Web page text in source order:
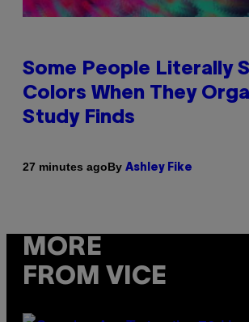
Some People Literally
Colors When They
Study Finds
27 minutes agoBy Ashley Fike
MORE
FROM VICE